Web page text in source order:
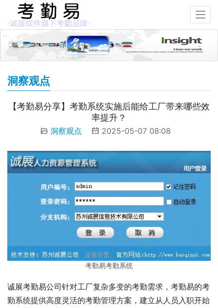
洞察观点
【考勤易分享】考勤系统实施后能给工厂带来哪些效
率提升？
洞察观点 2025-05-07 08:08
考勤易考勤系统
诚展考勤易公司针对工厂复杂多变的考勤需求，考勤易的考
勤系统提供高度灵活的考勤管理方案，建立从人员入职开始